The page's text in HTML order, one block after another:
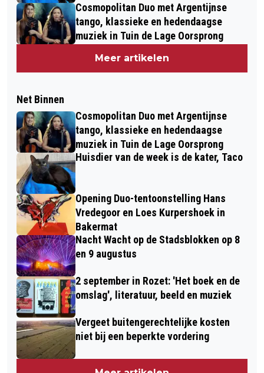
Cosmopolitan Duo met Argentijnse
tango, klassieke en hedendaagse
muziek in Tuin de Lage Oorsprong
Meer artikelen
Net Binnen
Cosmopolitan Duo met Argentijnse
tango, klassieke en hedendaagse
muziek in Tuin de Lage Oorsprong
Huisdier van de week is de kater, Taco
Opening Duo-tentoonstelling Hans
Vredegoor en Loes Kurpershoek in
Bakermat
Nacht Wacht op de Stadsblokken op 8
en 9 augustus
2 september in Rozet: 'Het boek en de
omslag', literatuur, beeld en muziek
Vergeet buitengerechtelijke kosten
niet bij een beperkte vordering